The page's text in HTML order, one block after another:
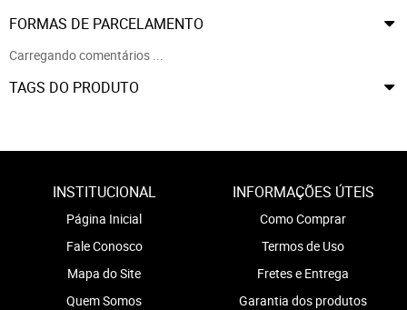
FORMAS DE PARCELAMENTO
Carregando comentários ...
TAGS DO PRODUTO
INSTITUCIONAL
Página Inicial
Fale Conosco
Mapa do Site
Quem Somos
INFORMAÇÕES ÚTEIS
Como Comprar
Termos de Uso
Fretes e Entrega
Garantia dos produtos